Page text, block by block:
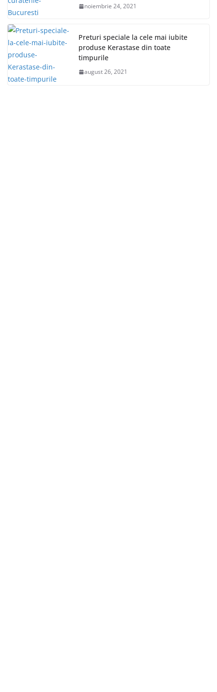
noiembrie 24, 2021
Preturi speciale la cele mai iubite
produse Kerastase din toate
timpurile
august 26, 2021